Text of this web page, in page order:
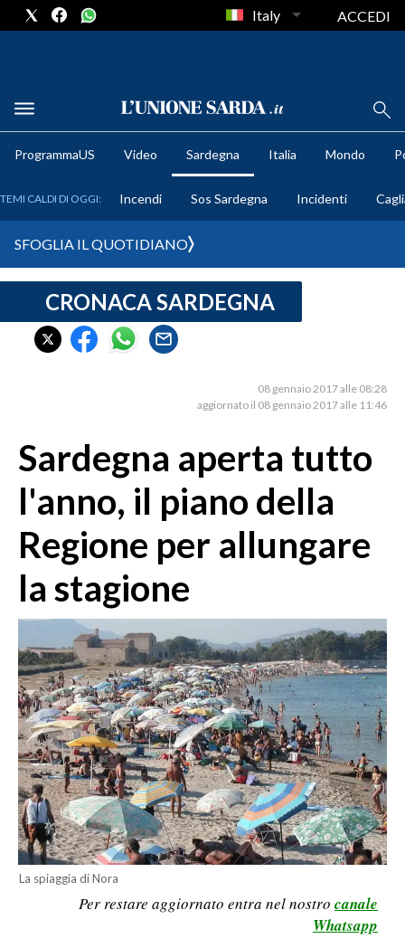
METEO
CRONACA SARDEGNA
CAGLIARI
SASSARI E PROVINCIA
GALLURA
NUORO E PROVINCIA
OGLIASTRA
AGENDA
CRONACA
ITALIA
MONDO
POLITICA
ECONOMIA
SERVIZI ALLE IMPRESE
LAVORO
BANDI
SPORT IN SARDEGNA
Italy ACCEDI
ProgrammaUS Video Sardegna Italia Mondo
TEMI CALDI DI OGGI: Incendi Sos Sardegna Incidenti
SFOGLIA IL QUOTIDIANO
CRONACA SARDEGNA
08 gennaio 2017 alle 08:28
aggiornato il 08 gennaio 2017 alle 11:46
Sardegna aperta tutto
l'anno, il piano della
Regione per allungare
la stagione
La spiaggia di Nora
Per restare aggiornato entra nel nostro canale
Whatsapp